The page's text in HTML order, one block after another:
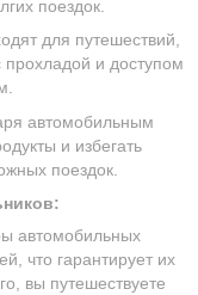
поездок.
для путешествий,
прохладой и доступом
автомобильным
и избегать
поездок.
автомобильных
что гарантирует их
вы путешествуете